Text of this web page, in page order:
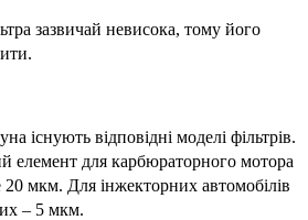
зазвичай невисока, тому його
існують відповідні моделі фільтрів.
елемент для карбюраторного мотора
20 мкм. Для інжекторних автомобілів
– 5 мкм.